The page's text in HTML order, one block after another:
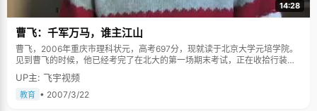
14:28
曹飞：千军万马，谁主江山
曹飞，2006年重庆市理科状元，高考697分，现就读于北京大学元培学院。
见到曹飞的时候，他已经考完了在北大的第一场期末考试，正在收拾行装准
备回家，北京冬天的寒冷让这个来自重庆的男孩有点不太适应，更多的是对
家乡的思念。说起状元的事情，曹飞腼腆的笑容里带着无限的幸福，讲起小
时候故事，还时常的吐吐舌头。 曹飞说，小时候的村子里，有一个女老师开
UP主: 飞宇视频
教育 • 2007/3/22